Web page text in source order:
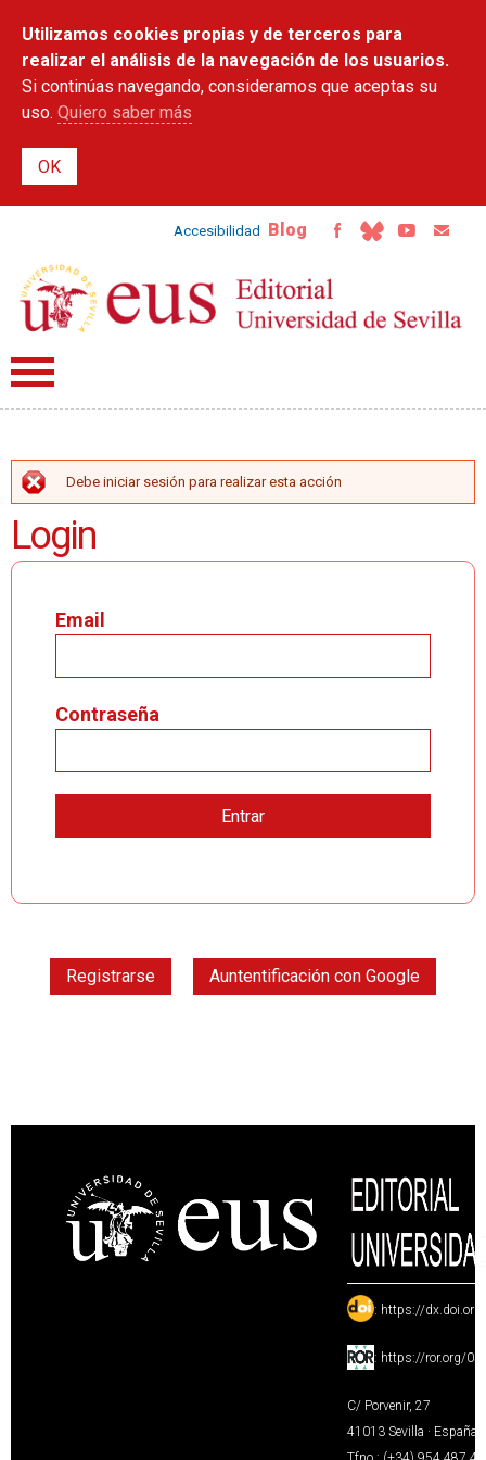
contenido
principal
Utilizamos cookies propias y de terceros para
realizar el análisis de la navegación de los usuarios.
Si continúas navegando, consideramos que aceptas su
uso. Quiero saber más
Accesibilidad Blog
MENSAJE DE ERROR
Debe iniciar sesión para realizar esta acción
Login
Email
Contraseña
Registrarse Auntentificación con Google
: https://
: https://ror.org/
C/ Porvenir, 27
41013 Sevilla · España